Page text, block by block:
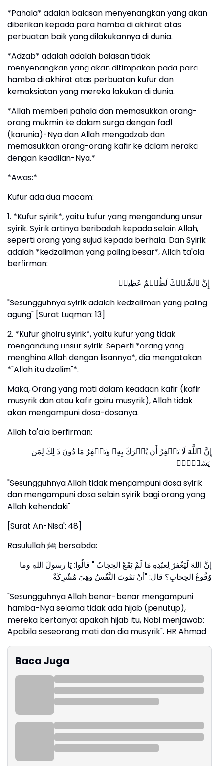
*Pahala* adalah balasan menyenangkan yang akan
diberikan kepada para hamba di akhirat atas
perbuatan baik yang dilakukannya di dunia.
*Adzab* adalah adalah balasan tidak
menyenangkan yang akan ditimpakan pada para
hamba di akhirat atas perbuatan kufur dan
kemaksiatan yang mereka lakukan di dunia.
*Allah memberi pahala dan memasukkan orang-
orang mukmin ke dalam surga dengan fadl
(karunia)-Nya dan Allah mengadzab dan
memasukkan orang-orang kafir ke dalam neraka
dengan keadilan-Nya.*
*Awas:*
Kufur ada dua macam:
1. *Kufur syirik*, yaitu kufur yang mengandung unsur
syirik. Syirik artinya beribadah kepada selain Allah,
seperti orang yang sujud kepada berhala. Dan Syirik
adalah *kedzaliman yang paling besar*, Allah ta'ala
berfirman:
"Sesungguhnya syirik adalah kedzaliman yang paling
agung" [Surat Luqman: 13]
2. *Kufur ghoiru syirik*, yaitu kufur yang tidak
mengandung unsur syirik. Seperti *orang yang
menghina Allah dengan lisannya*, dia mengatakan
*"Allah itu dzalim"*.
Maka, Orang yang mati dalam keadaan kafir (kafir
musyrik dan atau kafir goiru musyrik), Allah tidak
akan mengampuni dosa-dosanya.
Allah ta'ala berfirman:
إِنَّ ٱللَّهَ لَا یَغۡفِرُ أَن یُشۡرَكَ بِهِۦ وَیَغۡفِرُ مَا دُونَ ذَ ⁠لِكَ لِمَن
یَشَاۤءُۚ
"Sesungguhnya Allah tidak mengampuni dosa syirik
dan mengampuni dosa selain syirik bagi orang yang
Allah kehendaki"
[Surat An-Nisa': 48]
Rasulullah ﷺ bersabda:
إنَّ اللهَ لَيَغْفرُ لِعبْدِهِ مَا لَمْ يَقَعْ الحِجابُ " قالُوا: يَا رسولَ اللهِ وما
وُقُوعُ الحِجابِ؟ قال: "أنْ تمُوتَ النَّفْسُ وهِيَ مُشْرِكَةٌ
"Sesungguhnya Allah benar-benar mengampuni
hamba-Nya selama tidak ada hijab (penutup),
mereka bertanya; apakah hijab itu, Nabi menjawab:
Apabila seseorang mati dan dia musyrik". HR Ahmad
Baca Juga